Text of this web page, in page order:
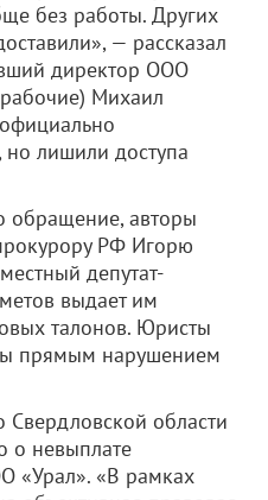
без работы. Других
— рассказал
директор ООО
Михаил
но лишили доступа
обращение, авторы
РФ Игорю
депутат-
выдает им
талонов. Юристы
прямым нарушением
области
о невыплате
«Урал». «В рамках